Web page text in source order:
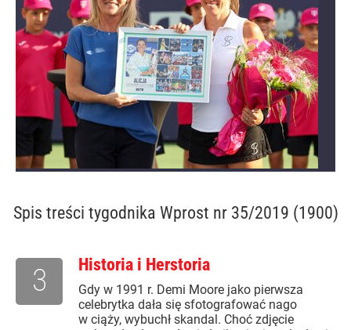
Spis treści tygodnika Wprost nr 35/2019 (1900)
Historia i Herstoria
Gdy w 1991 r. Demi Moore jako pierwsza
celebrytka dała się sfotografować nago
w ciąży, wybuchł skandal. Choć zdjęcie
3